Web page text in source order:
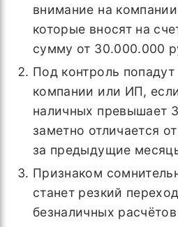
внимание на
которые вносят на
сумму от 30.000.000
Под контроль
компании или ИП,
наличных превышает
заметно отличается
за предыдущие
Признаком
станет резкий
безналичных